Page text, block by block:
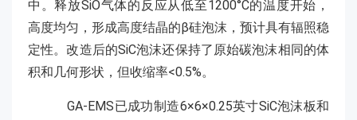
中。释放SiO气体的反应从低至1200°C的温度开始，
高度均匀，形成高度结晶的β硅泡沫，预计具有辐照稳
定性。改造后的SiC泡沫还保持了原始碳泡沫相同的体
积和几何形状，但收缩率<0.5%。
GA-EMS已成功制造6×6×0.25英寸SiC泡沫板和